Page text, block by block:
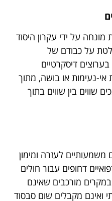
על ידי עקרון היסוד
על כבודם של
דיסקרטיים
אי-נעימות או בושה, מתוך
שווים בין שווים בתוך
לעזרה ומימון
דחופים עבור חולים
מורכבים שאינם
ואינם מקבלים שום סבסוד